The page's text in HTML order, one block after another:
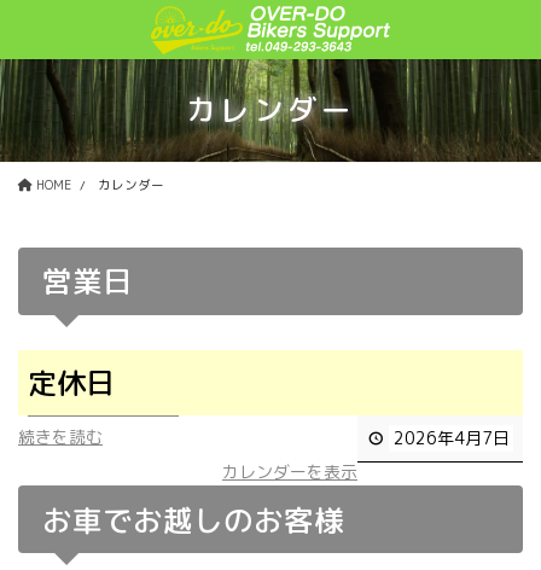
テ
ン
ツ
に
移
ゲ
ー
シ
ョ
ン
カレンダー
HOME カレンダー
営業日
定休日
2026年4月7日
続きを読む
カレンダーを表示
お車でお越しのお客様